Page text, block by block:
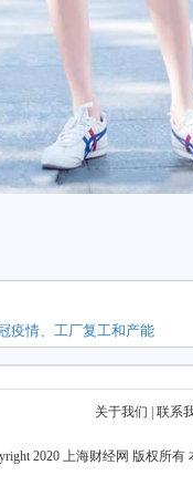
疫情、工厂复工和产能
关于我们 联系
2020 上海财经网 版权所有